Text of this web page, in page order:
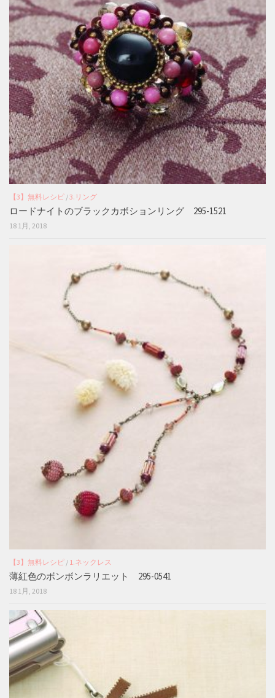
【3】無料レシピ /3.リング
ロードナイトのブラックカボションリング 295-1521
18 1月, 2018
【3】無料レシピ / 1.ネックレス
薄紅色のボンボンラリエット 295-0541
18 1月, 2018